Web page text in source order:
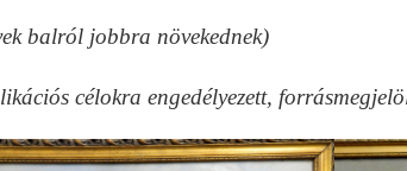
balról jobbra növekednek)
célokra engedélyezett,